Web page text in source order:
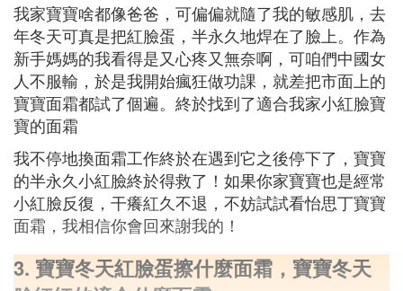
我家寶寶啥都像爸爸，可偏偏就隨了我的敏感肌，去
年冬天可真是把紅臉蛋，半永久地焊在了臉上。作為
新手媽媽的我看得是又心疼又無奈啊，可咱們中國女
人不服輸，於是我開始瘋狂做功課，就差把市面上的
寶寶面霜都試了個遍。終於找到了適合我家小紅臉寶
寶的面霜
我不停地換面霜工作終於在遇到它之後停下了，寶寶
的半永久小紅臉終於得救了！如果你家寶寶也是經常
小紅臉反復，干癢紅久不退，不妨試試看怡思丁寶寶
面霜，我相信你會回來謝我的！
3. 寶寶冬天紅臉蛋擦什麼面霜，寶寶冬天